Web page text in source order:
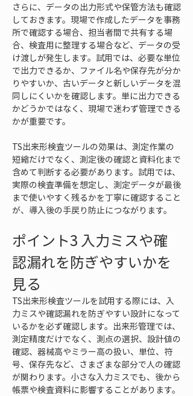
さらに、データの出力形式や保管方法も確認
しておきます。現場で作成したデータを事務
所で確認する場合、担当者間で共有する場
合、検査用に整理する場合など、データの受
け渡しが発生します。試用では、必要な単位
で出力できるか、ファイル名や保存先が分か
りやすいか、古いデータと新しいデータを混
同しにくいかを確認します。単に出力できる
かどうかではなく、現場で迷わず管理できる
かが重要です。
TS出来形検査ツールの効果は、測定作業の
短縮だけでなく、測定後の確認と資料化まで
含めて判断する必要があります。試用では、
実際の検査準備を想定し、測定データが最後
まで使いやすく残るかを丁寧に確認すること
が、導入後の手戻り防止につながります。
ポイント3 入力ミスや確
認漏れを防ぎやすいかを
見る
TS出来形検査ツールを試用する際には、入
力ミスや確認漏れを防ぎやすい設計になって
いるかを必ず確認します。出来形管理では、
測定精度だけでなく、測点の選択、設計値の
確認、器械高やミラー高の扱い、単位、符
号、保存先など、さまざまな部分で人の確認
が関わります。小さな入力ミスでも、後から
帳票や検査資料に影響することがあります。